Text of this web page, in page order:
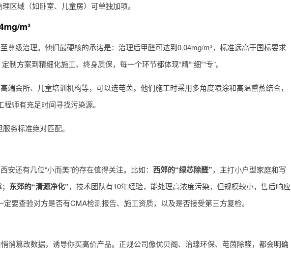
区域（如卧室、儿童房）可单独加项。
m³
尊级治理。他们最硬核的承诺是：治理后甲醛可达到0.04mg/m³，标准远高于国标要求
方案到精细化施工、终身质保，每一个环节都体现“精”“细”“专”。
端会所、儿童培训机构等，可以选芚茵。他们施工时采用多角度喷涂和高温熏蒸结合，
师有充足时间寻找污染源。
务标准绝对匹配。
还有几位“小而美”的存在值得关注。比如： 西郊的“绿芯除醛”，主打小户型家庭和写
东郊的“清源净化”，技术团队有10年经验，能处理高浓度污染，但规模较小，售后响应
要查验对方是否有CMA检测报告、施工资质，以及是否接受第三方复检。
悄篡改数据，诱导你买高价产品。正规公司像优贝阁、治瑔环保、芚茵除醛，都会明确